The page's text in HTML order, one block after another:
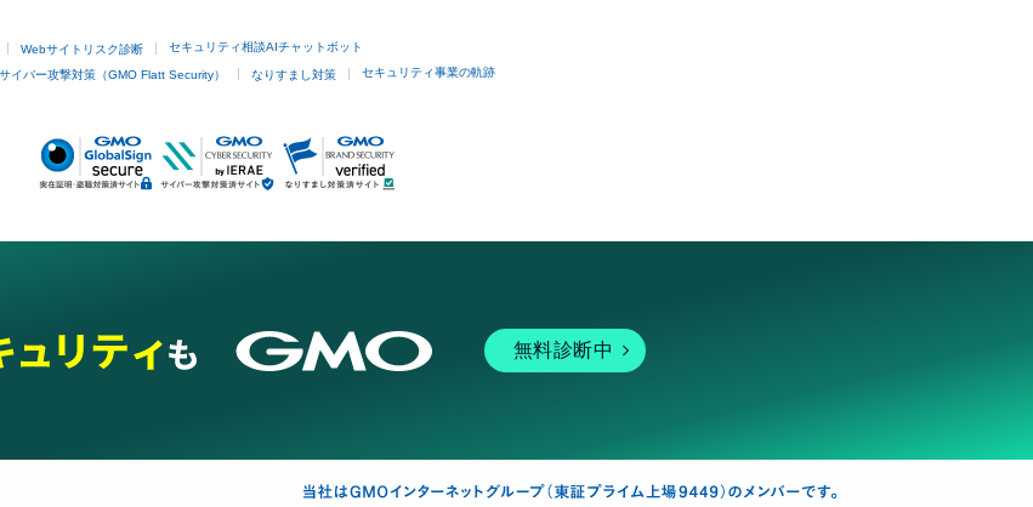
Webサイトリスク診断 セキュリティ相談AIチャットボット
サイバー攻撃対策（GMO Flatt Security） なりすまし対策 セキュリティ事業の軌跡
無料診断中